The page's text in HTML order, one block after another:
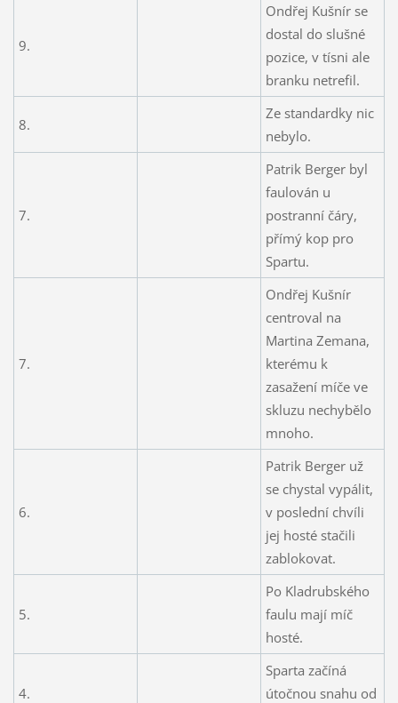
9.
Ondřej Kušnír se
dostal do slušné
pozice, v tísni ale
branku netrefil.
8.
Ze standardky nic
nebylo.
7.
Patrik Berger byl
faulován u
postranní čáry,
přímý kop pro
Spartu.
7.
Ondřej Kušnír
centroval na
Martina Zemana,
kterému k
zasažení míče ve
skluzu nechybělo
mnoho.
6.
Patrik Berger už
se chystal vypálit,
v poslední chvíli
jej hosté stačili
zablokovat.
5.
Po Kladrubského
faulu mají míč
hosté.
4.
Sparta začíná
útočnou snahu od